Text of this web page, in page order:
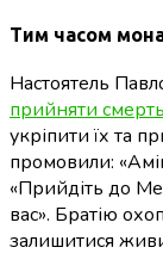
Тим часом
Настоятель
прийняти смерть
укріпити їх та
промовили:
«Прийдіть до
вас». Братію
залишитися